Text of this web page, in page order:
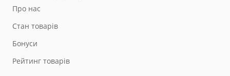
Про нас
Стан товарів
Бонуси
Рейтинг товарів